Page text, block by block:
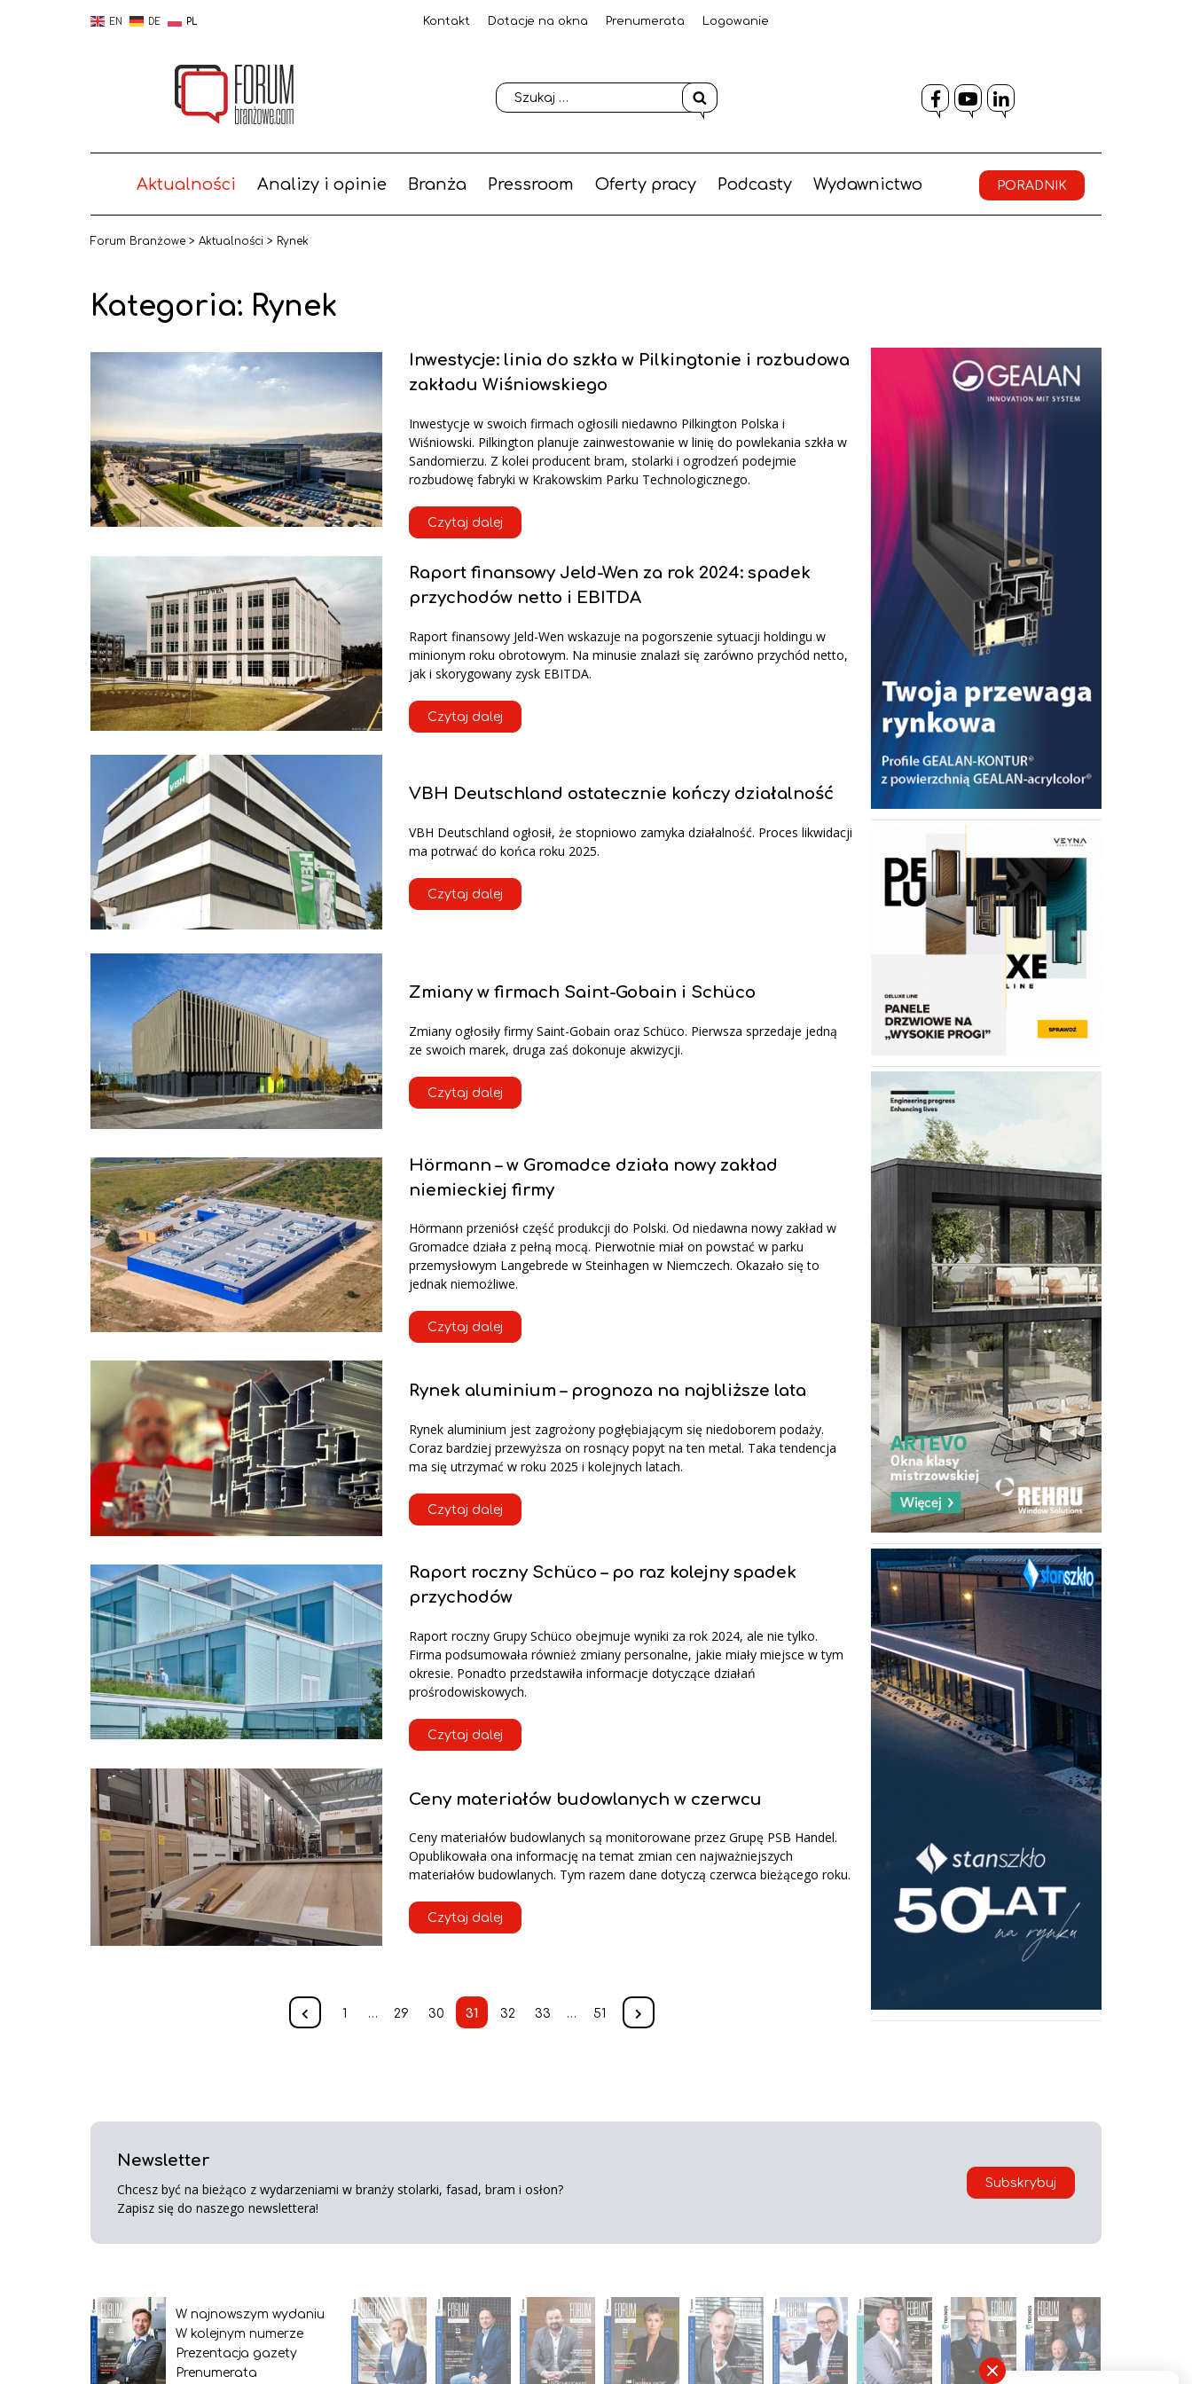
EN DE PL Kontakt Dotacje na okna Prenumerata Logowanie
Facebook
YouTube
LinkedIn
Aktualności Analizy i opinie Branża Pressroom Oferty pracy Podcasty Wydawnictwo PORADNIK
Forum Branżowe > Aktualności > Rynek
Kategoria: Rynek
Inwestycje: linia do szkła w Pilkingtonie i rozbudowa
zakładu Wiśniowskiego
Inwestycje w swoich firmach ogłosili niedawno Pilkington Polska i
Wiśniowski. Pilkington planuje zainwestowanie w linię do powlekania szkła w
Sandomierzu. Z kolei producent bram, stolarki i ogrodzeń podejmie
rozbudowę fabryki w Krakowskim Parku Technologicznego.
Czytaj dalej
Raport finansowy Jeld-Wen za rok 2024: spadek
przychodów netto i EBITDA
Raport finansowy Jeld-Wen wskazuje na pogorszenie sytuacji holdingu w
minionym roku obrotowym. Na minusie znalazł się zarówno przychód netto,
jak i skorygowany zysk EBITDA.
Czytaj dalej
VBH Deutschland ostatecznie kończy działalność
VBH Deutschland ogłosił, że stopniowo zamyka działalność. Proces likwidacji
ma potrwać do końca roku 2025.
Czytaj dalej
Zmiany w firmach Saint-Gobain i Schüco
Zmiany ogłosiły firmy Saint-Gobain oraz Schüco. Pierwsza sprzedaje jedną
ze swoich marek, druga zaś dokonuje akwizycji.
Czytaj dalej
Hörmann – w Gromadce działa nowy zakład
niemieckiej firmy
Hörmann przeniósł część produkcji do Polski. Od niedawna nowy zakład w
Gromadce działa z pełną mocą. Pierwotnie miał on powstać w parku
przemysłowym Langebrede w Steinhagen w Niemczech. Okazało się to
jednak niemożliwe.
Czytaj dalej
Rynek aluminium – prognoza na najbliższe lata
Rynek aluminium jest zagrożony pogłębiającym się niedoborem podaży.
Coraz bardziej przewyższa on rosnący popyt na ten metal. Taka tendencja
ma się utrzymać w roku 2025 i kolejnych latach.
Czytaj dalej
Raport roczny Schüco – po raz kolejny spadek
przychodów
Raport roczny Grupy Schüco obejmuje wyniki za rok 2024, ale nie tylko.
Firma podsumowała również zmiany personalne, jakie miały miejsce w tym
okresie. Ponadto przedstawiła informacje dotyczące działań
prośrodowiskowych.
Czytaj dalej
Ceny materiałów budowlanych w czerwcu
Ceny materiałów budowlanych są monitorowane przez Grupę PSB Handel.
Opublikowała ona informację na temat zmian cen najważniejszych
materiałów budowlanych. Tym razem dane dotyczą czerwca bieżącego roku.
Czytaj dalej
1 … 29 30 31 32 33 … 51
Newsletter
Chcesz być na bieżąco z wydarzeniami w branży stolarki, fasad, bram i osłon?
Zapisz się do naszego newslettera!
Subskrybuj
W najnowszym wydaniu
W kolejnym numerze
Prezentacja gazety
Prenumerata
×